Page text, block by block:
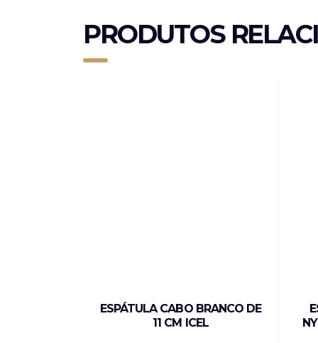
PRODUTOS
ESPÁTULA CABO BRANCO DE
11 CM ICEL